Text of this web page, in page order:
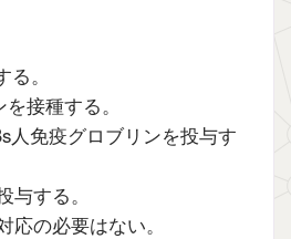
。
接種する。
免疫グロブリンを投与す
する。
の必要はない。